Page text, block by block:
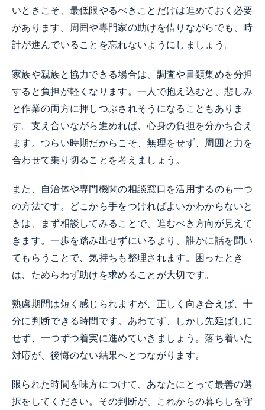
いときこそ、最低限やるべきことだけは進めておく必要
があります。周囲や専門家の助けを借りながらでも、時
計が進んでいることを忘れないようにしましょう。
家族や親族と協力できる場合は、調査や書類集めを分担
すると負担が軽くなります。一人で抱え込むと、悲しみ
と作業の両方に押しつぶされそうになることもありま
す。支え合いながら進めれば、心身の負担を分かち合え
ます。つらい時期だからこそ、無理をせず、周囲と力を
合わせて乗り切ることを考えましょう。
また、自治体や専門機関の相談窓口を活用するのも一つ
の方法です。どこから手をつければよいかわからないと
きは、まず相談してみることで、進むべき方向が見えて
きます。一歩を踏み出せずにいるより、誰かに話を聞い
てもらうことで、気持ちも整理されます。困ったとき
は、ためらわず助けを求めることが大切です。
熟慮期間は短く感じられますが、正しく向き合えば、十
分に判断できる時間です。あわてず、しかし先延ばしに
せず、一つずつ着実に進めていきましょう。落ち着いた
対応が、後悔のない結果へとつながります。
限られた時間を味方につけて、あなたにとって最善の選
択をしてください。その判断が、これからの暮らしを守